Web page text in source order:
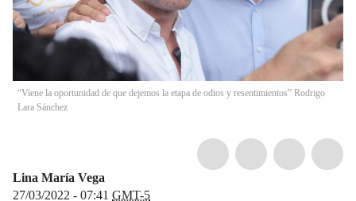
“Viene la oportunidad de que dejemos la etapa de odios y resentimientos” Rodrigo
Lara Sánchez
Lina María Vega
27/03/2022 - 07:41 GMT-5